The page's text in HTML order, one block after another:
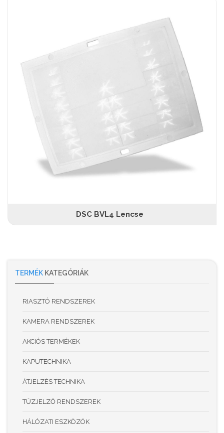
DSC BVL4 Lencse
TERMÉK KATEGÓRIÁK
RIASZTÓ RENDSZEREK
KAMERA RENDSZEREK
AKCIÓS TERMÉKEK
KAPUTECHNIKA
ÁTJELZÉS TECHNIKA
TŰZJELZŐ RENDSZEREK
HÁLÓZATI ESZKÖZÖK